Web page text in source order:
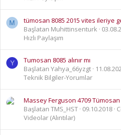
M
tümosan 8085 2015 vites ileriye
Başlatan Muhittinsenturk
Hızlı Paylaşım
Y
Tumosan 8085 alınır mı
Başlatan Yahya_66yzgt
Teknik Bilgiler-Yorumlar
Massey Ferguson 4709 Tümosan
Başlatan TMS_HST 09.10.2018
Videolar (Alıntılar)